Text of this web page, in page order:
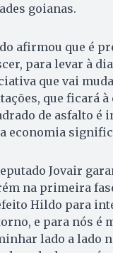
goianas.
afirmou que é
para levar à
que vai
que ficará
de asfalto é
economia
Jovair
na primeira
Hildo para
e para nós é
lado a lado